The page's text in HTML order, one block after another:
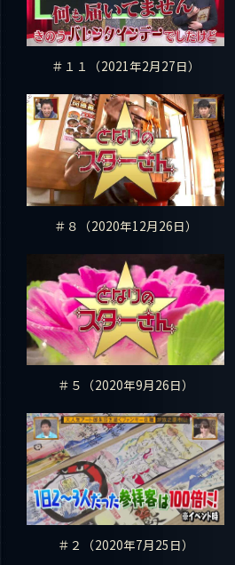
＃１１（2021年2月27日）
＃８（2020年12月26日）
＃５（2020年9月26日）
＃２（2020年7月25日）